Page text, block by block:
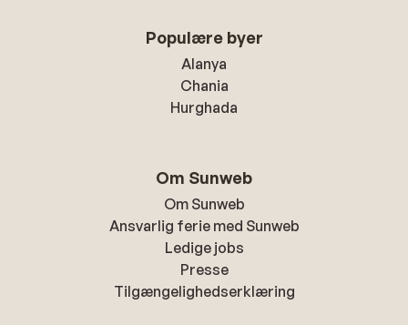
Populære byer
Alanya
Chania
Hurghada
Om Sunweb
Om Sunweb
Ansvarlig ferie med Sunweb
Ledige jobs
Presse
Tilgængelighedserklæring